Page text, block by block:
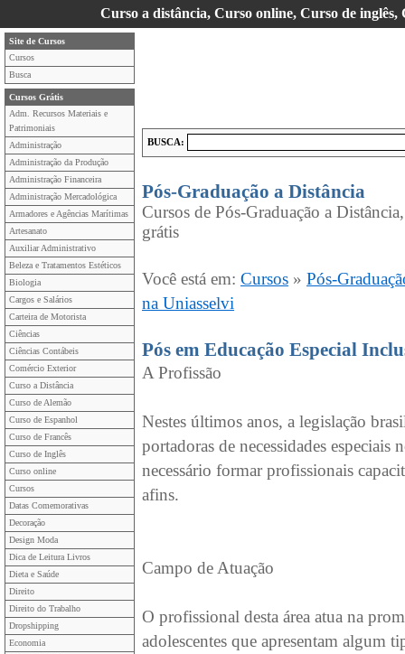
Curso a distância, Curso online, Curso de
Site de Cursos
Cursos
Busca
Cursos Grátis
Adm. Recursos Materiais e
Patrimoniais
Administração
Administração da Produção
Administração Financeira
Administração Mercadológica
Armadores e Agências Marítimas
Artesanato
Auxiliar Administrativo
Beleza e Tratamentos Estéticos
Biologia
Cargos e Salários
Carteira de Motorista
Ciências
Ciências Contábeis
Comércio Exterior
Curso a Distância
Curso de Alemão
Curso de Espanhol
Curso de Francês
Curso de Inglês
Curso online
Cursos
Datas Comemorativas
Decoração
Design Moda
Dica de Leitura Livros
Dieta e Saúde
Direito
Direito do Trabalho
Dropshipping
Economia
BUSCA:
Pós-Graduação a Distância
Cursos de Pós-Graduação a
grátis
Você está em: Cursos » Pós-
na Uniasselvi
Pós em Educação Especial
A Profissão
Nestes últimos anos, a legislação
portadoras de necessidades
necessário formar profissionais
afins.
Campo de Atuação
O profissional desta área atua na
adolescentes que apresentam algum